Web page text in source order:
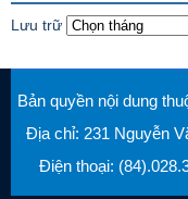
Lưu trữ
Bản quyền nội dung
Địa chỉ: 231 Nguyễn
Điện thoại: